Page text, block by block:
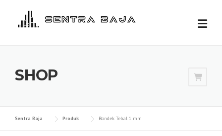
SHOP
Sentra Baja Produk Bondek Tebal 1 mm